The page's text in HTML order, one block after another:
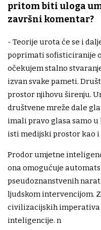
pritom biti uloga
završni komentar?
- Teorije urota će se i
poprimati sofisticiranije
očekujem stalno
izvan svake pameti.
prostor njihovu širenju.
društvene mreže dale
imali pravo glasa samo
isti medijski prostor kao i
Prodor umjetne
ona omogućuje
pseudoznanstvenih
ljudskom intervencijom.
civilizacijskih
inteligencije. n